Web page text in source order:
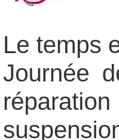
Le temps
Journée